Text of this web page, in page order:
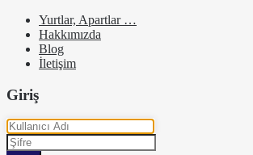
Yurtlar, Apartlar …
Hakkımızda
Blog
İletişim
Giriş